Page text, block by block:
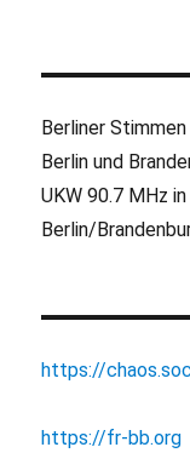
Berliner
Berlin und
UKW 90.7 MHz
Berlin/
https://
https://fr-bb.org